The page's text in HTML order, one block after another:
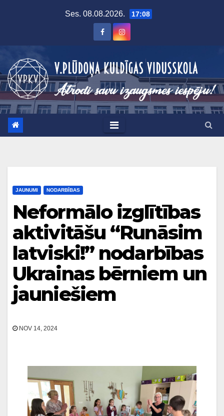
Ses. 08.08.2026. 17:08
JAUNUMI NODARBĪBAS
Neformālo izglītības
aktivitāšu “Runāsim
latviski!” nodarbības
Ukrainas bērniem un
jauniešiem
NOV 14, 2024